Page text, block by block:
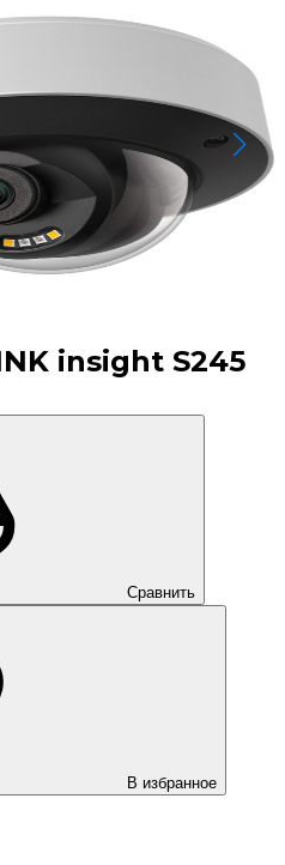
insight S245
Сравнить
В избранное